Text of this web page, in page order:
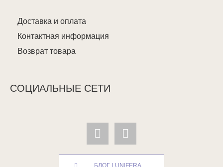
Доставка и оплата
Контактная информация
Возврат товара
СОЦИАЛЬНЫЕ СЕТИ
БЛОГ LUNIFERA